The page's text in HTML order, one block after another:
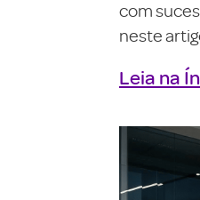
com
neste
Leia na